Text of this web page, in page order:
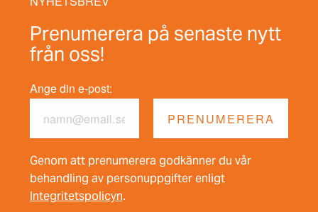
Prenumerera på senaste nytt
från oss!
Ange din e-post:
Genom att prenumerera godkänner du vår
behandling av personuppgifter enligt
Integritetspolicyn.